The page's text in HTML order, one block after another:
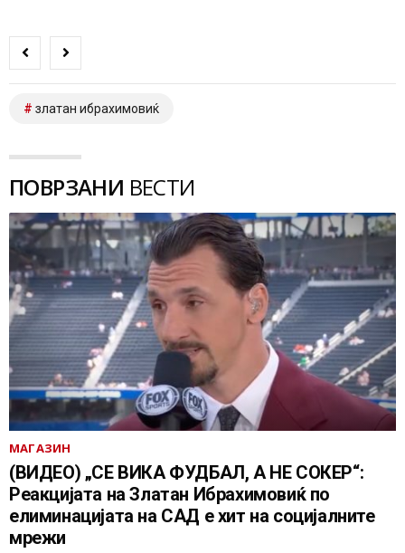
златан ибрахимовиќ
ПОВРЗАНИ ВЕСТИ
МАГАЗИН
(ВИДЕО) „СЕ ВИКА ФУДБАЛ, А НЕ СОКЕР“:
Реакцијата на Златан Ибрахимовиќ по
елиминацијата на САД е хит на социјалните
мрежи